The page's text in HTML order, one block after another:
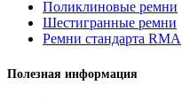
Поликлиновые ремни
Шестигранные ремни
Ремни стандарта RMA
Полезная информация